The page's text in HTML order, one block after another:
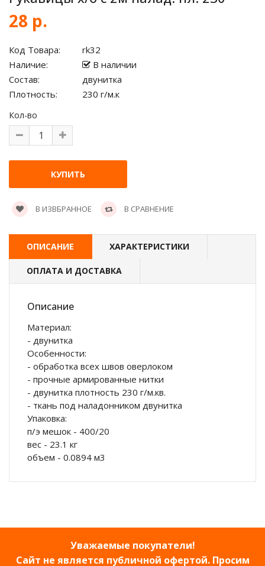
28 р.
Код Товара:
rk32
Наличие:
В наличии
Состав:
двунитка
Плотность:
230 г/м.к
Кол-во
В ИЗВБРАННОЕ В СРАВНЕНИЕ
ОПИСАНИЕ ХАРАКТЕРИСТИКИ
ОПЛАТА И ДОСТАВКА
Описание
Материал:
- двунитка
Особенности:
- обработка всех швов оверлоком
- прочные армированные нитки
- двунитка плотность 230 г/м.кв.
- ткань под наладонником двунитка
Упаковка:
п/э мешок - 400/20
вес - 23.1 кг
объем - 0.0894 м3
Уважаемые покупатели!
Сайт не является публичной офертой. Просим